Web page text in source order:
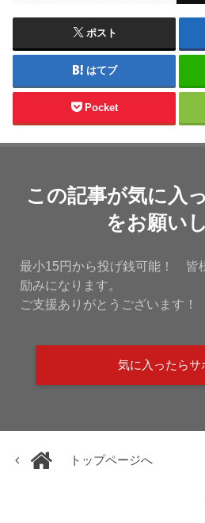
ポスト
はてブ
Pocket
この記事が気に入
をお願い
最小15円から投げ銭可能！ 皆
励みになります。
ご支援ありがとうございます！
気に入ったらサ
トップページへ